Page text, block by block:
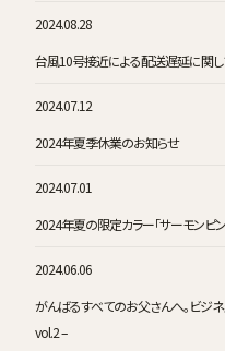
2024.08.28
台風10号接近による配送遅延に関
2024.07.12
2024年夏季休業のお知らせ
2024.07.01
2024年夏の限定カラー「サーモンピ
2024.06.06
がんばるすべてのお父さんへ。ビジ
vol.2 –